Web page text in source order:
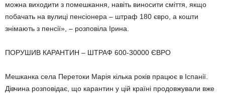
можна виходити з помешкання, навіть виносити сміття, якщо
побачать на вулиці пенсіонера – штраф 180 євро, а кошти
знімають з пенсії», – розповіла Ірина.
ПОРУШИВ КАРАНТИН – ШТРАФ 600-30000 ЄВРО
Мешканка села Перетоки Марія кілька років працює в Іспанії.
Дівчина розповідає, що карантин у цій країні продовжували вже